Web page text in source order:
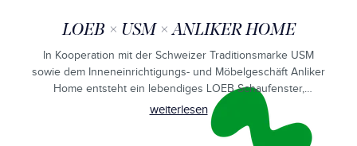
LOEB × USM × ANLIKER HOME
In Kooperation mit der Schweizer Traditionsmarke USM
sowie dem Inneneinrichtigungs- und Möbelgeschäft Anliker
Home entsteht ein lebendiges LOEB Schaufenster,
welches Installation und konkrete Möbelkonfiguration
weiterlesen